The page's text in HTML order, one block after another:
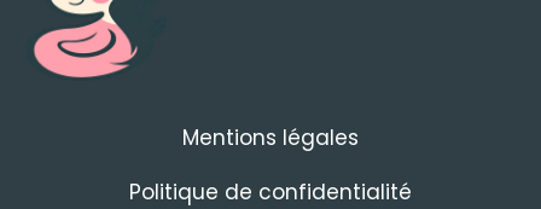
Mentions légales
Politique de confidentialité